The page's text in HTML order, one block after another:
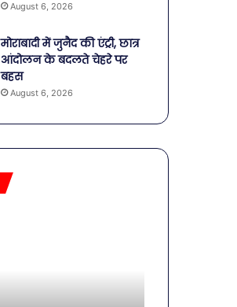
August 6, 2026
मोराबादी में जुनैद की एंट्री, छात्र
आंदोलन के बदलते चेहरे पर
बहस
August 6, 2026